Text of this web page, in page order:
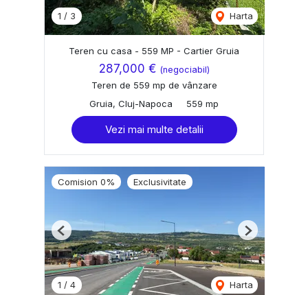
1 / 3 Harta
Teren cu casa - 559 MP - Cartier Gruia
287,000 € (negociabil)
Teren de 559 mp de vânzare
Gruia, Cluj-Napoca
559 mp
Vezi mai multe detalii
Comision 0% Exclusivitate
1 / 4 Harta
Previous Next